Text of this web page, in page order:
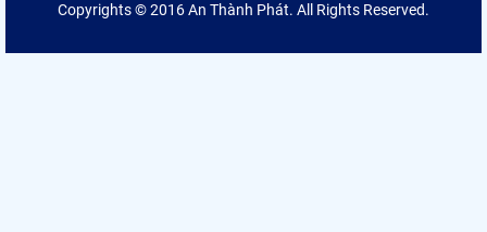
Copyrights © 2016 An Thành Phát. All Rights Reserved.